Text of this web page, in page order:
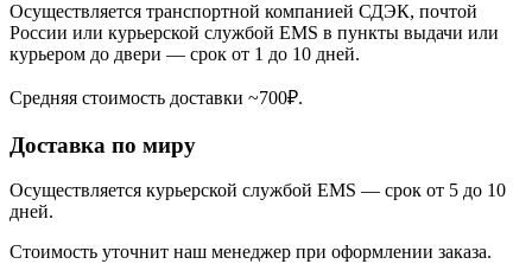
Осуществляется транспортной компанией СДЭК, почтой
России или курьерской службой EMS в пункты выдачи или
курьером до двери — срок от 1 до 10 дней.
Средняя стоимость доставки ~700₽.
Доставка по миру
Осуществляется курьерской службой EMS — срок от 5 до 10
дней.
Стоимость уточнит наш менеджер при оформлении заказа.